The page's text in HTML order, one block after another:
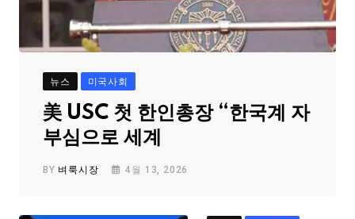
뉴스 미국사회
美 USC 첫 한인총장 “한국계 자
부심으로 세계
BY 벼룩시장 4월 13, 2026